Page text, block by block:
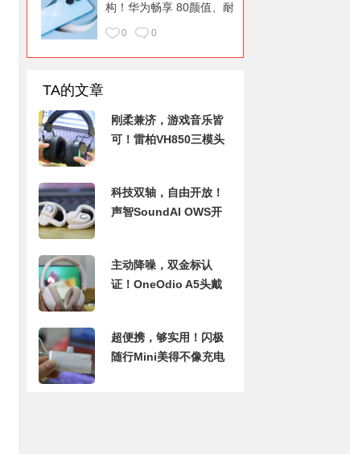
构！华为畅享 80颜值、耐
0 0
TA的文章
刚柔兼济，游戏音乐皆
可！雷柏VH850三模头
科技双轴，自由开放！
声智SoundAI OWS开
主动降噪，双金标认
证！OneOdio A5头戴
超便携，够实用！闪极
随行Mini美得不像充电